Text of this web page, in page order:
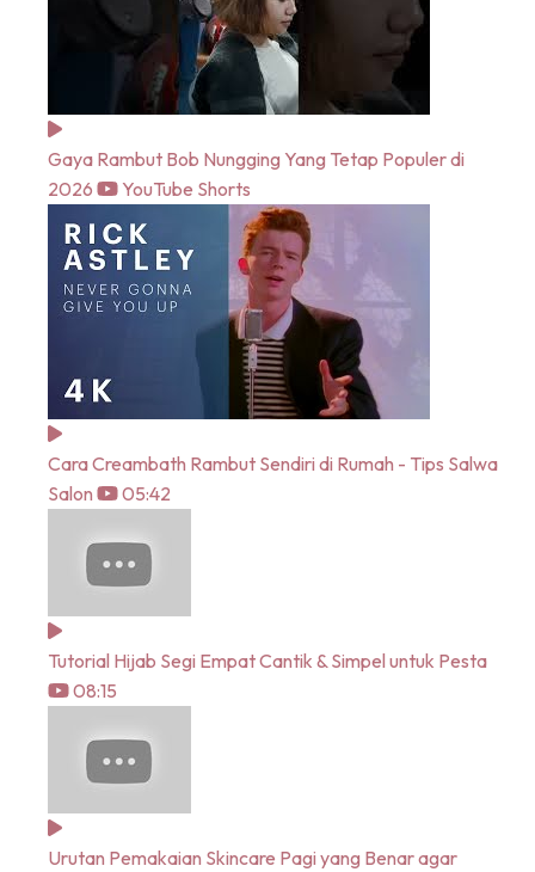
Gaya Rambut Bob Nungging Yang Tetap Populer di
2026
YouTube Shorts
Cara Creambath Rambut Sendiri di Rumah - Tips Salwa
Salon
05:42
Tutorial Hijab Segi Empat Cantik & Simpel untuk Pesta
08:15
Urutan Pemakaian Skincare Pagi yang Benar agar